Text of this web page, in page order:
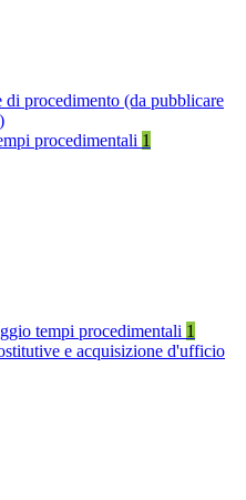
di procedimento (da pubblicare
procedimentali 1
tempi procedimentali 1
e acquisizione d'ufficio